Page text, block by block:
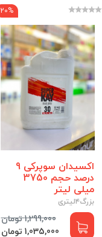
20%
اکسیدان سوپرکی 9
درصد حجم 3750
میلی لیتر
بزرگ۴لیتری
1,299,000 تومان
1,035,000 تومان